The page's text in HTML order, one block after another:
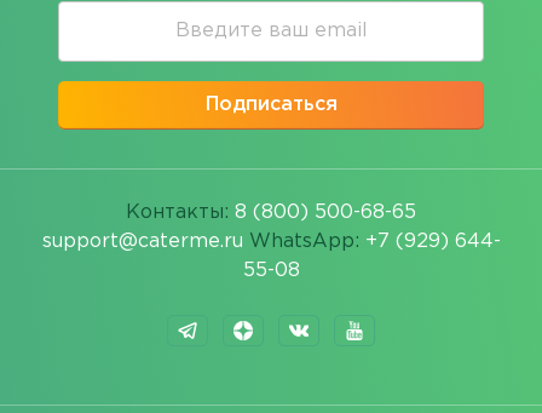
Подписаться
Контакты: 8 (800) 500-68-65
support@caterme.ru WhatsApp: +7 (929) 644-
55-08